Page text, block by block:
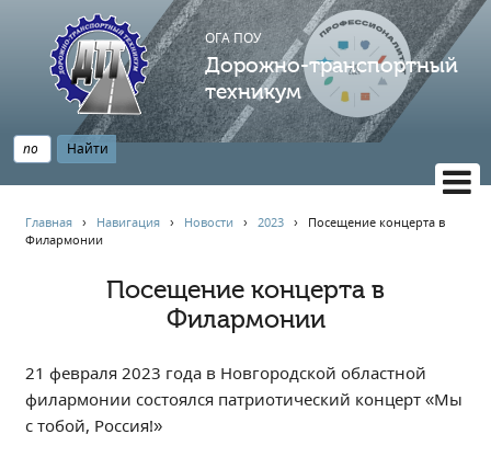
ОГА ПОУ
Дорожно-транспортный
техникум
НАВИГАЦИЯ
Профессионалитет
Опрос по качеству образования
Новости
Главная › Навигация › Новости ›2023 › Посещение концерта в
Филармонии
Посещение концерта в
Филармонии
21 февраля 2023 года в Новгородской областной
филармонии состоялся патриотический концерт «Мы
с тобой, Россия!»